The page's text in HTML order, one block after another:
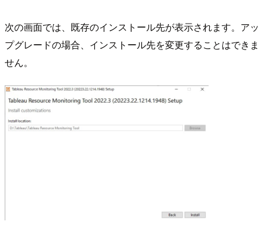
次の画面では、既存のインストール先が表示されます。アッ
プグレードの場合、インストール先を変更することはできま
せん。